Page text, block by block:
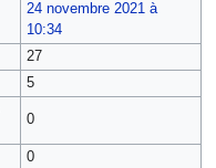
24 novembre 2021 à
10:34
27
5
0
0